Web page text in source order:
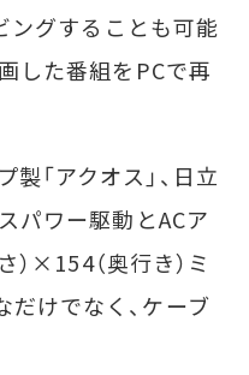
ングすることも可能
した番組をPCで再
「アクオス」、日立
パワー駆動とACア
）×154（奥行き）ミ
けでなく、ケーブ